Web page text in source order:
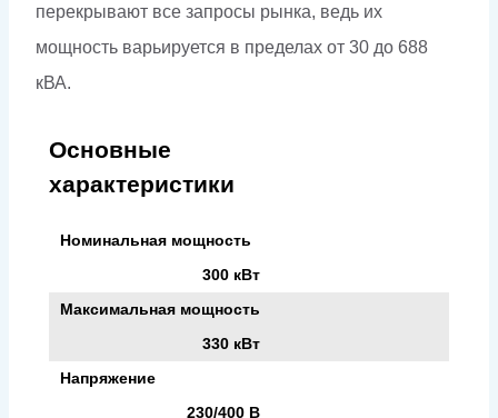
перекрывают все запросы рынка, ведь их
мощность варьируется в пределах от 30 до 688
кВА.
Основные
характеристики
Номинальная мощность
300 кВт
Максимальная мощность
330 кВт
Напряжение
230/400 В